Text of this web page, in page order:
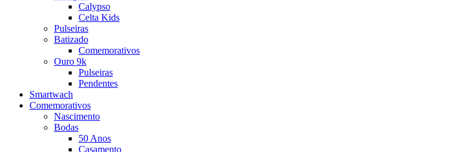
Calypso
Celta Kids
Pulseiras
Batizado
Comemorativos
Ouro 9k
Pulseiras
Pendentes
Smartwach
Comemorativos
Nascimento
Bodas
50 Anos
Casamento